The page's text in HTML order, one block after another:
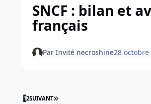
SNCF : bilan et
français
Par Invité necroshine28 octobre
12SUIVANT DERNIÈRE PAGE